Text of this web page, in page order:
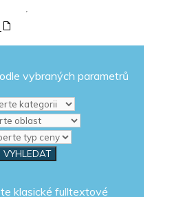
vybraných parametrů
klasické fulltextové